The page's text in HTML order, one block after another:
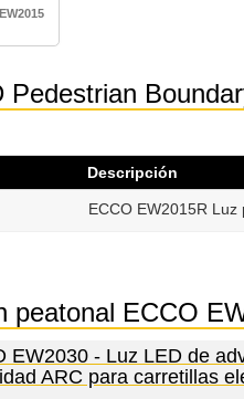
Pedestrian
Descripción
ECCO EW2015R
peatonal ECCO
EW2030 - Luz LED de
ARC para carretillas